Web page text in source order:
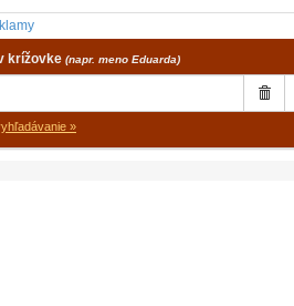
krížovke (napr. meno Eduarda)
»